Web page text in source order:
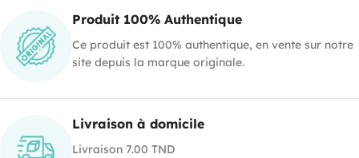
Produit 100% Authentique
Ce produit est 100% authentique, en vente sur notre
site depuis la marque originale.
Livraison à domicile
Livraison 7.00 TND